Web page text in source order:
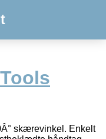
skærevinkel. Enkelt